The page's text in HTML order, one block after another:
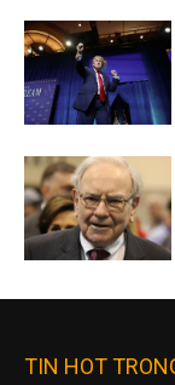
TIN HOT